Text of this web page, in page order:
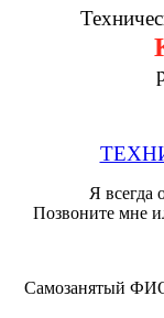
Я всегда
Позвоните мне
Самозанятый